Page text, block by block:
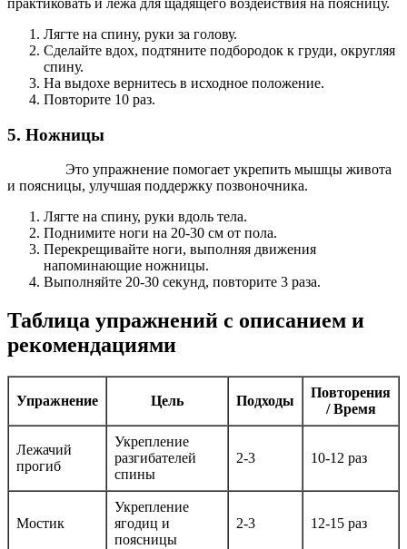
Лягте на спину, руки за голову.
Сделайте вдох, подтяните подбородок к груди, округляя
спину.
На выдохе вернитесь в исходное положение.
Повторите 10 раз.
5. Ножницы
Это упражнение помогает укрепить мышцы живота
и поясницы, улучшая поддержку позвоночника.
Лягте на спину, руки вдоль тела.
Поднимите ноги на 20-30 см от пола.
Перекрещивайте ноги, выполняя движения
напоминающие ножницы.
Выполняйте 20-30 секунд, повторите 3 раза.
Таблица упражнений с описанием и
рекомендациями
Упражнение Цель Подходы
Повторения
/ Время
Лежачий
прогиб
Укрепление
разгибателей
спины
2-3 10-12 раз
Мостик
Укрепление
ягодиц и
поясницы
2-3 12-15 раз